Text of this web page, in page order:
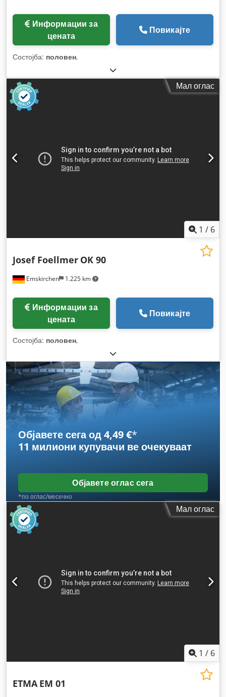
цената
Повикајте
Состојба: половен,
Мал оглас
1 / 6
Emskirchen 1.225 km
Josef Foellmer OK 90
цената
Повикајте
Состојба: половен,
Објавете сега од 4,49 €*
11 милиони купувачи ве очекуваат
Објавете оглас сега
*по оглас/месечно
Мал оглас
1 / 6
ETMA EM 01